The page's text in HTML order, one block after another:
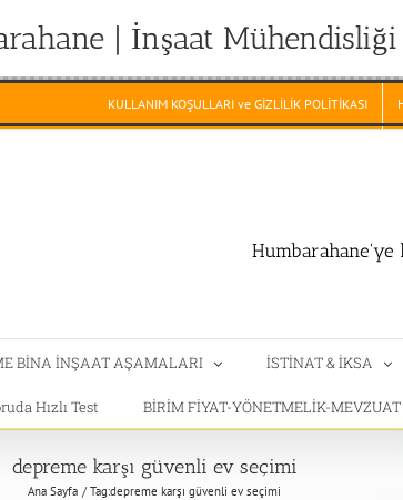
| İnşaat Mühendisliği
KULLANIM KOŞULLARI ve GİZLİLİK POLİTİKASI
Humbarahane'ye
BİNA İNŞAAT AŞAMALARI İSTİNAT & İKSA
Hızlı Test BİRİM FİYAT-YÖNETMELİK-
depreme karşı güvenli ev seçimi
Ana Sayfa Tag:depreme karşı güvenli ev seçimi